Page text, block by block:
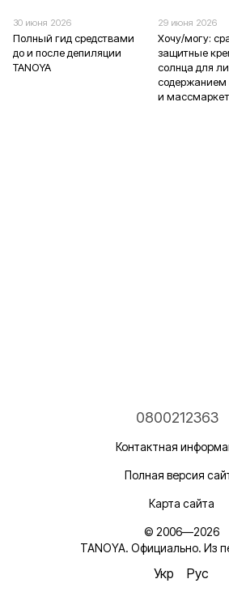
30 июня 2026
Полный гид средствами
до и после депиляции
TANOYA
29 июня 2026
Хочу/могу:
защитные
солнца для
содержанием
и массмаркет
0800212363
Контактная
Полная версия
Карта сайта
© 2006—2026
TANOYA. Официально. Из
Укр Рус